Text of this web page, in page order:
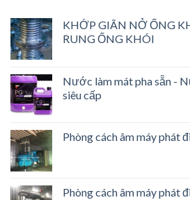
KHỚP GIÃN NỞ ỐNG
RUNG ỐNG KHÓI
Nước làm mát pha sẵn -
siêu cấp
Phòng cách âm máy phát
Phòng cách âm máy phát